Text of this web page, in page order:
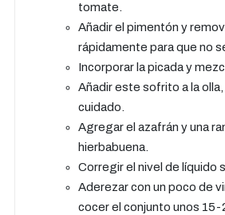
tomate.
Añadir el pimentón y
rápidamente para que no
Incorporar la picada y
Añadir este sofrito a la
cuidado.
Agregar el azafrán y una
hierbabuena.
Corregir el nivel de líquido
Aderezar con un poco de
cocer el conjunto unos